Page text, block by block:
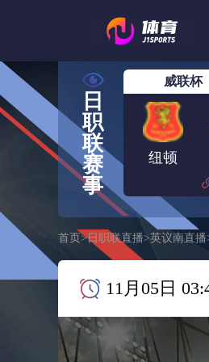
日
职
联
赛
事
威联杯
纽顿
首页 >日职联直播>英议南直播
11月05日